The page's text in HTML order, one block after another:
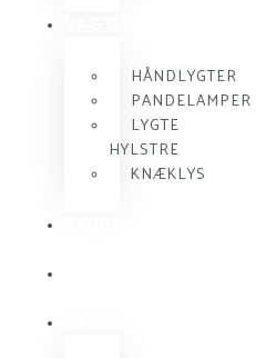
HÅNDLYGTER
PANDELAMPER
LYGTE
HYLSTRE
KNÆKLYS